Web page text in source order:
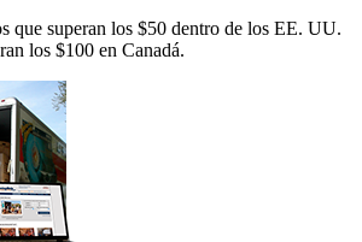
que superan los $50 dentro de los EE. UU.
los $100 en Canadá.